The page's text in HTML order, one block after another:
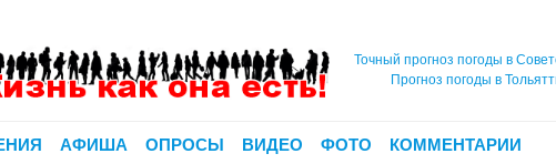
Точный прогноз погоды в
Прогноз погоды в
АФИША ОПРОСЫ ВИДЕО ФОТО КОММЕНТАРИИ